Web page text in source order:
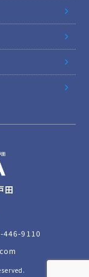
田
446-9110